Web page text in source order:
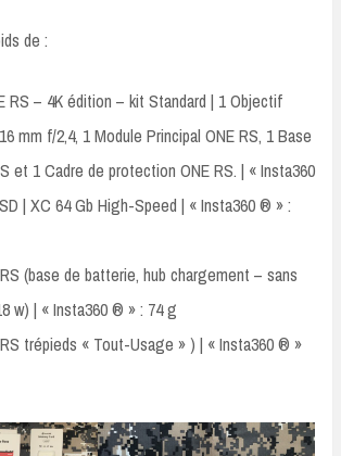
de :
RS – 4K édition – kit Standard | 1 Objectif
mm f/2,4, 1 Module Principal ONE RS, 1 Base
et 1 Cadre de protection ONE RS. | « Insta360
| XC 64 Gb High-Speed | « Insta360 ® » :
(base de batterie, hub chargement – sans
w) | « Insta360 ® » : 74 g
trépieds « Tout-Usage » ) | « Insta360 ® »